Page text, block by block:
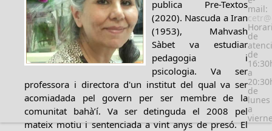
publica Pre-Textos
(2020). Nascuda a Iran
(1953), Mahvash
Sàbet va estudiar
pedagogia i
psicologia. Va ser
professora i directora d'un institut del qual va ser
acomiadada pel govern per ser membre de la
comunitat bahà’í. Va ser detinguda el 2008 pel
mateix motiu i sentenciada a vint anys de presó. El
mail:
de
de
a
de
lunes
a